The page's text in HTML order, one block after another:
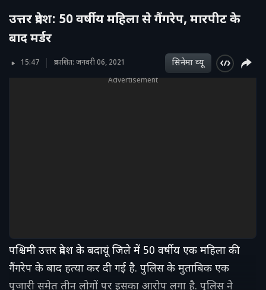
उत्तर प्रदेश: 50 वर्षीय महिला से गैंगरेप, मारपीट के
बाद मर्डर
15:47 प्रकाशित: जनवरी 06, 2021 सिनेमा व्‍यू
Advertisement
पश्चिमी उत्तर प्रदेश के बदायूं जिले में 50 वर्षीय एक महिला की
गैंगरेप के बाद हत्या कर दी गई है. पुलिस के मुताबिक एक
पुजारी समेत तीन लोगों पर इसका आरोप लगा है. पुलिस ने